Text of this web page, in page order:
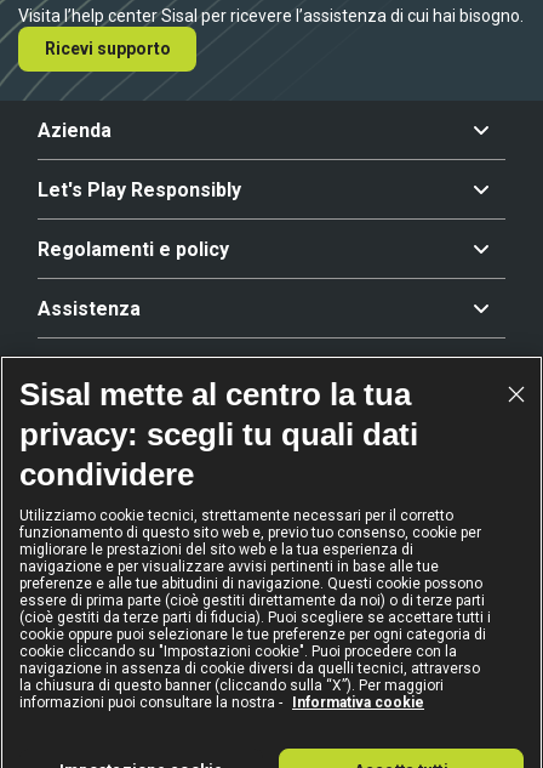
Visita l’help center Sisal per ricevere l’assistenza di cui hai bisogno.
Ricevi supporto
Azienda
Let's Play Responsibly
Regolamenti e policy
Assistenza
Riconoscimenti
2024
Operatore
dell'anno
2024
Operatore
Scommesse
sportive
2024
Operatore di
gioco sicuro
2024
Diversity &
Inclusion
IL GIOCO È VIETATO AI MINORI
Sisal Italia S.p.A. - Via Ugo Bassi 6, 20159 Milano - P.I. 02433760135 - Conc.
Sisal mette al centro la tua
privacy: scegli tu quali dati
condividere
Utilizziamo cookie tecnici, strettamente necessari per il corretto
funzionamento di questo sito web e, previo tuo consenso, cookie per
migliorare le prestazioni del sito web e la tua esperienza di
navigazione e per visualizzare avvisi pertinenti in base alle tue
preferenze e alle tue abitudini di navigazione. Questi cookie possono
essere di prima parte (cioè gestiti direttamente da noi) o di terze parti
(cioè gestiti da terze parti di fiducia). Puoi scegliere se accettare tutti i
cookie oppure puoi selezionare le tue preferenze per ogni categoria di
cookie cliccando su "Impostazioni cookie". Puoi procedere con la
navigazione in assenza di cookie diversi da quelli tecnici, attraverso
la chiusura di questo banner (cliccando sulla “X”). Per maggiori
informazioni puoi consultare la nostra -
Informativa cookie